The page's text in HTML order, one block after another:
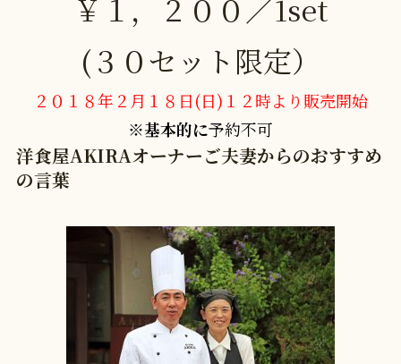
￥１，２００／1set
(３０セット限定）
２０１８年２月１８日(日)１２時より販売開始
※基本的に予約不可
洋食屋AKIRAオーナーご夫妻からのおすすめ
の言葉